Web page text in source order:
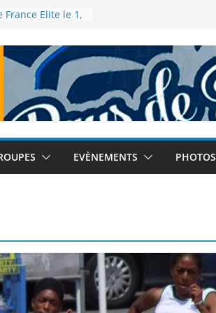
Elite le 1,
2025
– Tour
le 12
Monde à Tokyo
France de semi-
le 14
EVÈNEMENTS PHOTOS